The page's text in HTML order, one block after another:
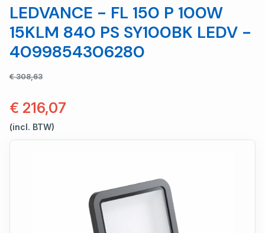
LEDVANCE - FL 150 P 100W
15KLM 840 PS SY100BK LEDV -
4099854306280
€ 308,63
€ 216,07
(incl. BTW)